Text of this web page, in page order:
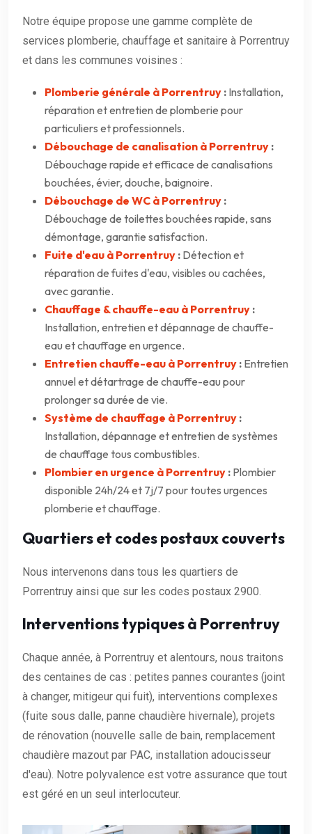
Notre équipe propose une gamme complète de
services plomberie, chauffage et sanitaire à Porrentruy
et dans les communes voisines :
Plomberie générale à Porrentruy : Installation,
réparation et entretien de plomberie pour
particuliers et professionnels.
Débouchage de canalisation à Porrentruy :
Débouchage rapide et efficace de canalisations
bouchées, évier, douche, baignoire.
Débouchage de WC à Porrentruy :
Débouchage de toilettes bouchées rapide, sans
démontage, garantie satisfaction.
Fuite d'eau à Porrentruy : Détection et
réparation de fuites d'eau, visibles ou cachées,
avec garantie.
Chauffage & chauffe-eau à Porrentruy :
Installation, entretien et dépannage de chauffe-
eau et chauffage en urgence.
Entretien chauffe-eau à Porrentruy : Entretien
annuel et détartrage de chauffe-eau pour
prolonger sa durée de vie.
Système de chauffage à Porrentruy :
Installation, dépannage et entretien de systèmes
de chauffage tous combustibles.
Plombier en urgence à Porrentruy : Plombier
disponible 24h/24 et 7j/7 pour toutes urgences
plomberie et chauffage.
Quartiers et codes postaux couverts
Nous intervenons dans tous les quartiers de
Porrentruy ainsi que sur les codes postaux 2900.
Interventions typiques à Porrentruy
Chaque année, à Porrentruy et alentours, nous traitons
des centaines de cas : petites pannes courantes (joint
à changer, mitigeur qui fuit), interventions complexes
(fuite sous dalle, panne chaudière hivernale), projets
de rénovation (nouvelle salle de bain, remplacement
chaudière mazout par PAC, installation adoucisseur
d'eau). Notre polyvalence est votre assurance que tout
est géré en un seul interlocuteur.